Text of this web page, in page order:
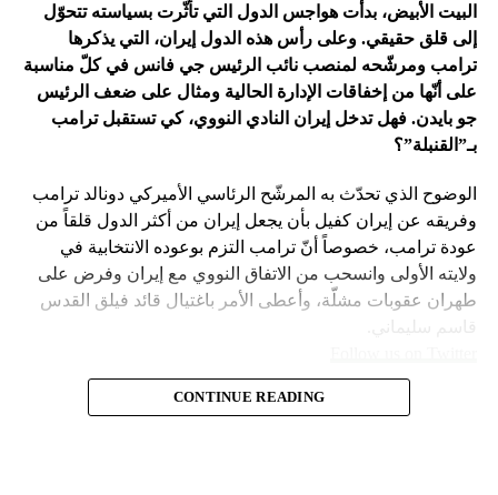
إسرائيل معها، أبرزها:
– نهاية عهد منظومة حوله آمنت بإمكان الاتفاق مع إيران. وهي
امتداد لعهد باراك أوباما واتفاقه مع طهران على الملف النووي
البيت الأبيض، بدأت هواجس الدول التي تأثّرت بسياسته تتحوّل
إلى قلق حقيقي. وعلى رأس هذه الدول إيران، التي يذكرها
ترامب ومرشّحه لمنصب نائب الرئيس جي فانس في كلّ مناسبة
على أنّها من إخفاقات الإدارة الحالية ومثال على ضعف الرئيس
جو بايدن. فهل تدخل إيران النادي النووي، كي تستقبل ترامب
بـ”القنبلة”؟
الوضوح الذي تحدّث به المرشّح الرئاسي الأميركي دونالد ترامب
وفريقه عن إيران كفيل بأن يجعل إيران من أكثر الدول قلقاً من
عودة ترامب، خصوصاً أنّ ترامب التزم بوعوده الانتخابية في
ولايته الأولى وانسحب من الاتفاق النووي مع إيران وفرض على
طهران عقوبات مشلّة، وأعطى الأمر باغتيال قائد فيلق القدس
مع ارتفاع حظوظ الرئيس السابق
CONTINUE READING